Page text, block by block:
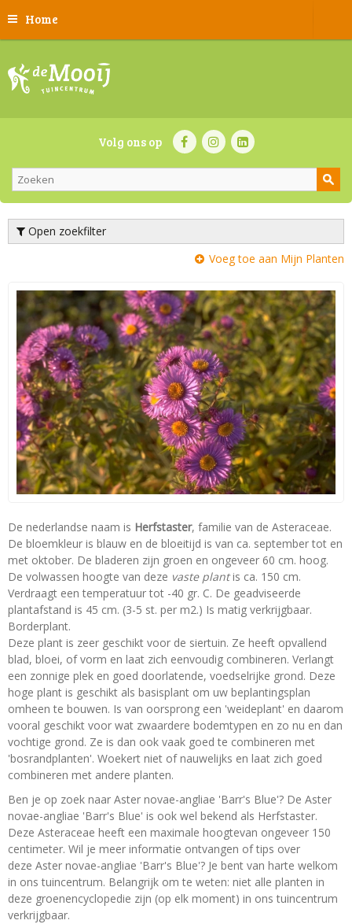
Home
Volg ons op
Open zoekfilter
Voeg toe aan Mijn Planten
De nederlandse naam is Herfstaster, familie van de Asteraceae.
De bloemkleur is blauw en de bloeitijd is van ca. september tot en
met oktober. De bladeren zijn groen en ongeveer 60 cm. hoog.
De volwassen hoogte van deze vaste plantis ca. 150 cm.
Verdraagt een temperatuur tot -40 gr. C. De geadviseerde
plantafstand is 45 cm. (3-5 st. per m2.) Is matig verkrijgbaar.
Borderplant.
Deze plant is zeer geschikt voor de siertuin. Ze heeft opvallend
blad, bloei, of vorm en laat zich eenvoudig combineren. Verlangt
een zonnige plek en goed doorlatende, voedselrijke grond. Deze
hoge plant is geschikt als basisplant om uw beplantingsplan
omheen te bouwen. Is van oorsprong een 'weideplant' en daarom
vooral geschikt voor wat zwaardere bodemtypen en zo nu en dan
vochtige grond. Ze is dan ook vaak goed te combineren met
'bosrandplanten'. Woekert niet of nauwelijks en laat zich goed
combineren met andere planten.
Ben je op zoek naar Aster novae-angliae 'Barr's Blue'? De Aster
novae-angliae 'Barr's Blue' is ook wel bekend als Herfstaster.
Deze Asteraceae heeft een maximale hoogtevan ongeveer 150
centimeter. Wil je meer informatie ontvangen of tips over
deze Aster novae-angliae 'Barr's Blue'? Je bent van harte welkom
in ons tuincentrum. Belangrijk om te weten: niet alle planten in
deze groenencyclopedie zijn (op elk moment) in ons tuincentrum
verkrijgbaar.